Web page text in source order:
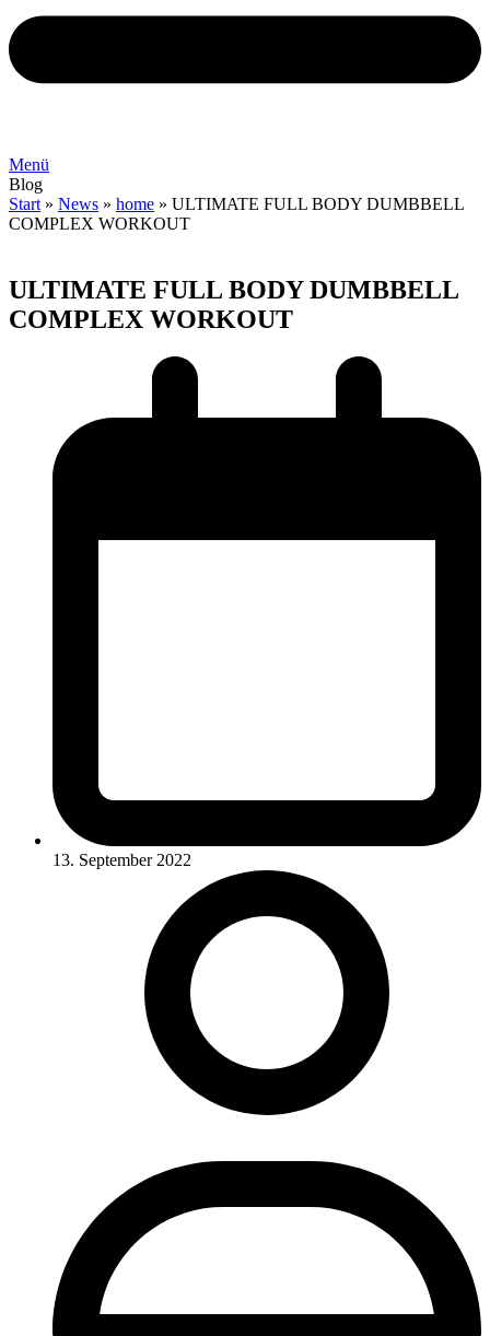
Menü
Blog
Start » News » home » ULTIMATE FULL BODY DUMBBELL
COMPLEX WORKOUT
ULTIMATE FULL BODY DUMBBELL
COMPLEX WORKOUT
13. September 2022